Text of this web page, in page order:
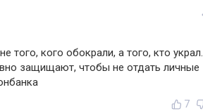
кого обокрали, а того, кто украл.
защищают, чтобы не отдать личные
7